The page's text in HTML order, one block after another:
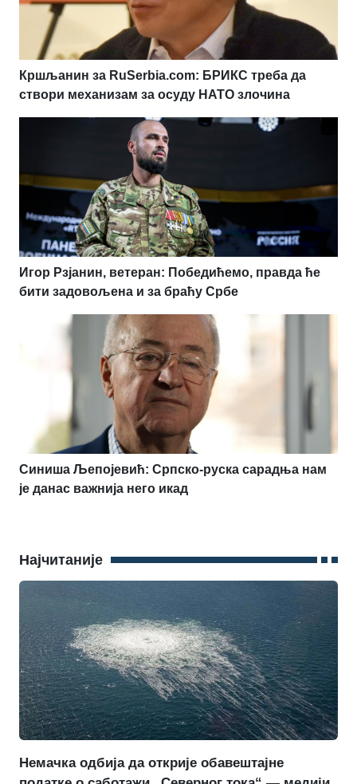
Кршљанин за RuSerbia.com: БРИКС треба да
створи механизам за осуду НАТО злочина
Игор Рзјанин, ветеран: Победићемо, правда ће
бити задовољена и за браћу Србе
Синиша Љепојевић: Српско-руска сарадња нам
је данас важнија него икад
Најчитаније
Немачка одбија да открије обавештајне